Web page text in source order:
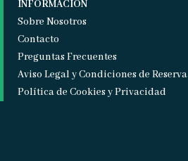
INFORMACIÓN
Sobre Nosotros
Contacto
Preguntas Frecuentes
Aviso Legal y Condiciones de Reserva
Política de Cookies y Privacidad